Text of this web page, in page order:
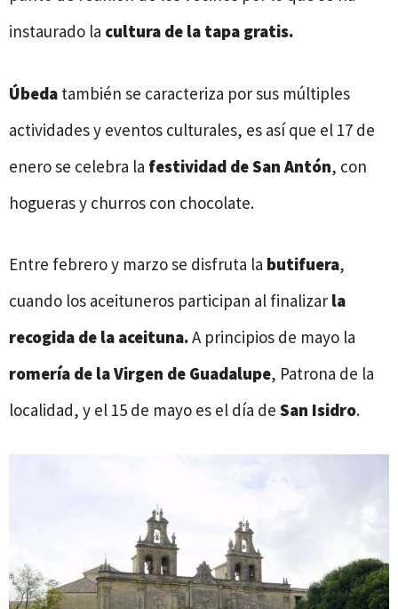
instaurado la cultura de la tapa gratis.
Úbeda también se caracteriza por sus múltiples
actividades y eventos culturales, es así que el 17 de
enero se celebra la festividad de San Antón, con
hogueras y churros con chocolate.
Entre febrero y marzo se disfruta la butifuera,
cuando los aceituneros participan al finalizar la
recogida de la aceituna.A principios de mayo la
romería de la Virgen de Guadalupe, Patrona de la
localidad, y el 15 de mayo es el día de San Isidro.